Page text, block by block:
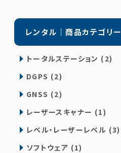
レンタル｜商品カテゴリー
トータルステーション (2)
DGPS (2)
GNSS (2)
レーザースキャナー (1)
レベル・レーザーレベル (3)
ソフトウェア (1)